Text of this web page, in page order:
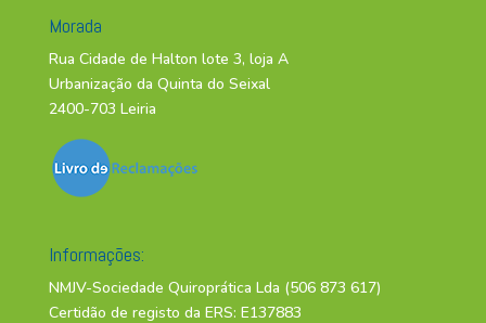
Morada
Rua Cidade de Halton lote 3, loja A
Urbanização da Quinta do Seixal
2400-703 Leiria
Informações:
NMJV-Sociedade Quiroprática Lda (506 873 617)
Certidão de registo da ERS: E137883